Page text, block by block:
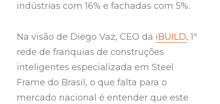
indústrias com 16% e fachadas com 5%.
Na visão de Diego Vaz, CEO da iBUILD, 1ª
rede de franquias de construções
inteligentes especializada em Steel
Frame do Brasil, o que falta para o
mercado nacional é entender que este